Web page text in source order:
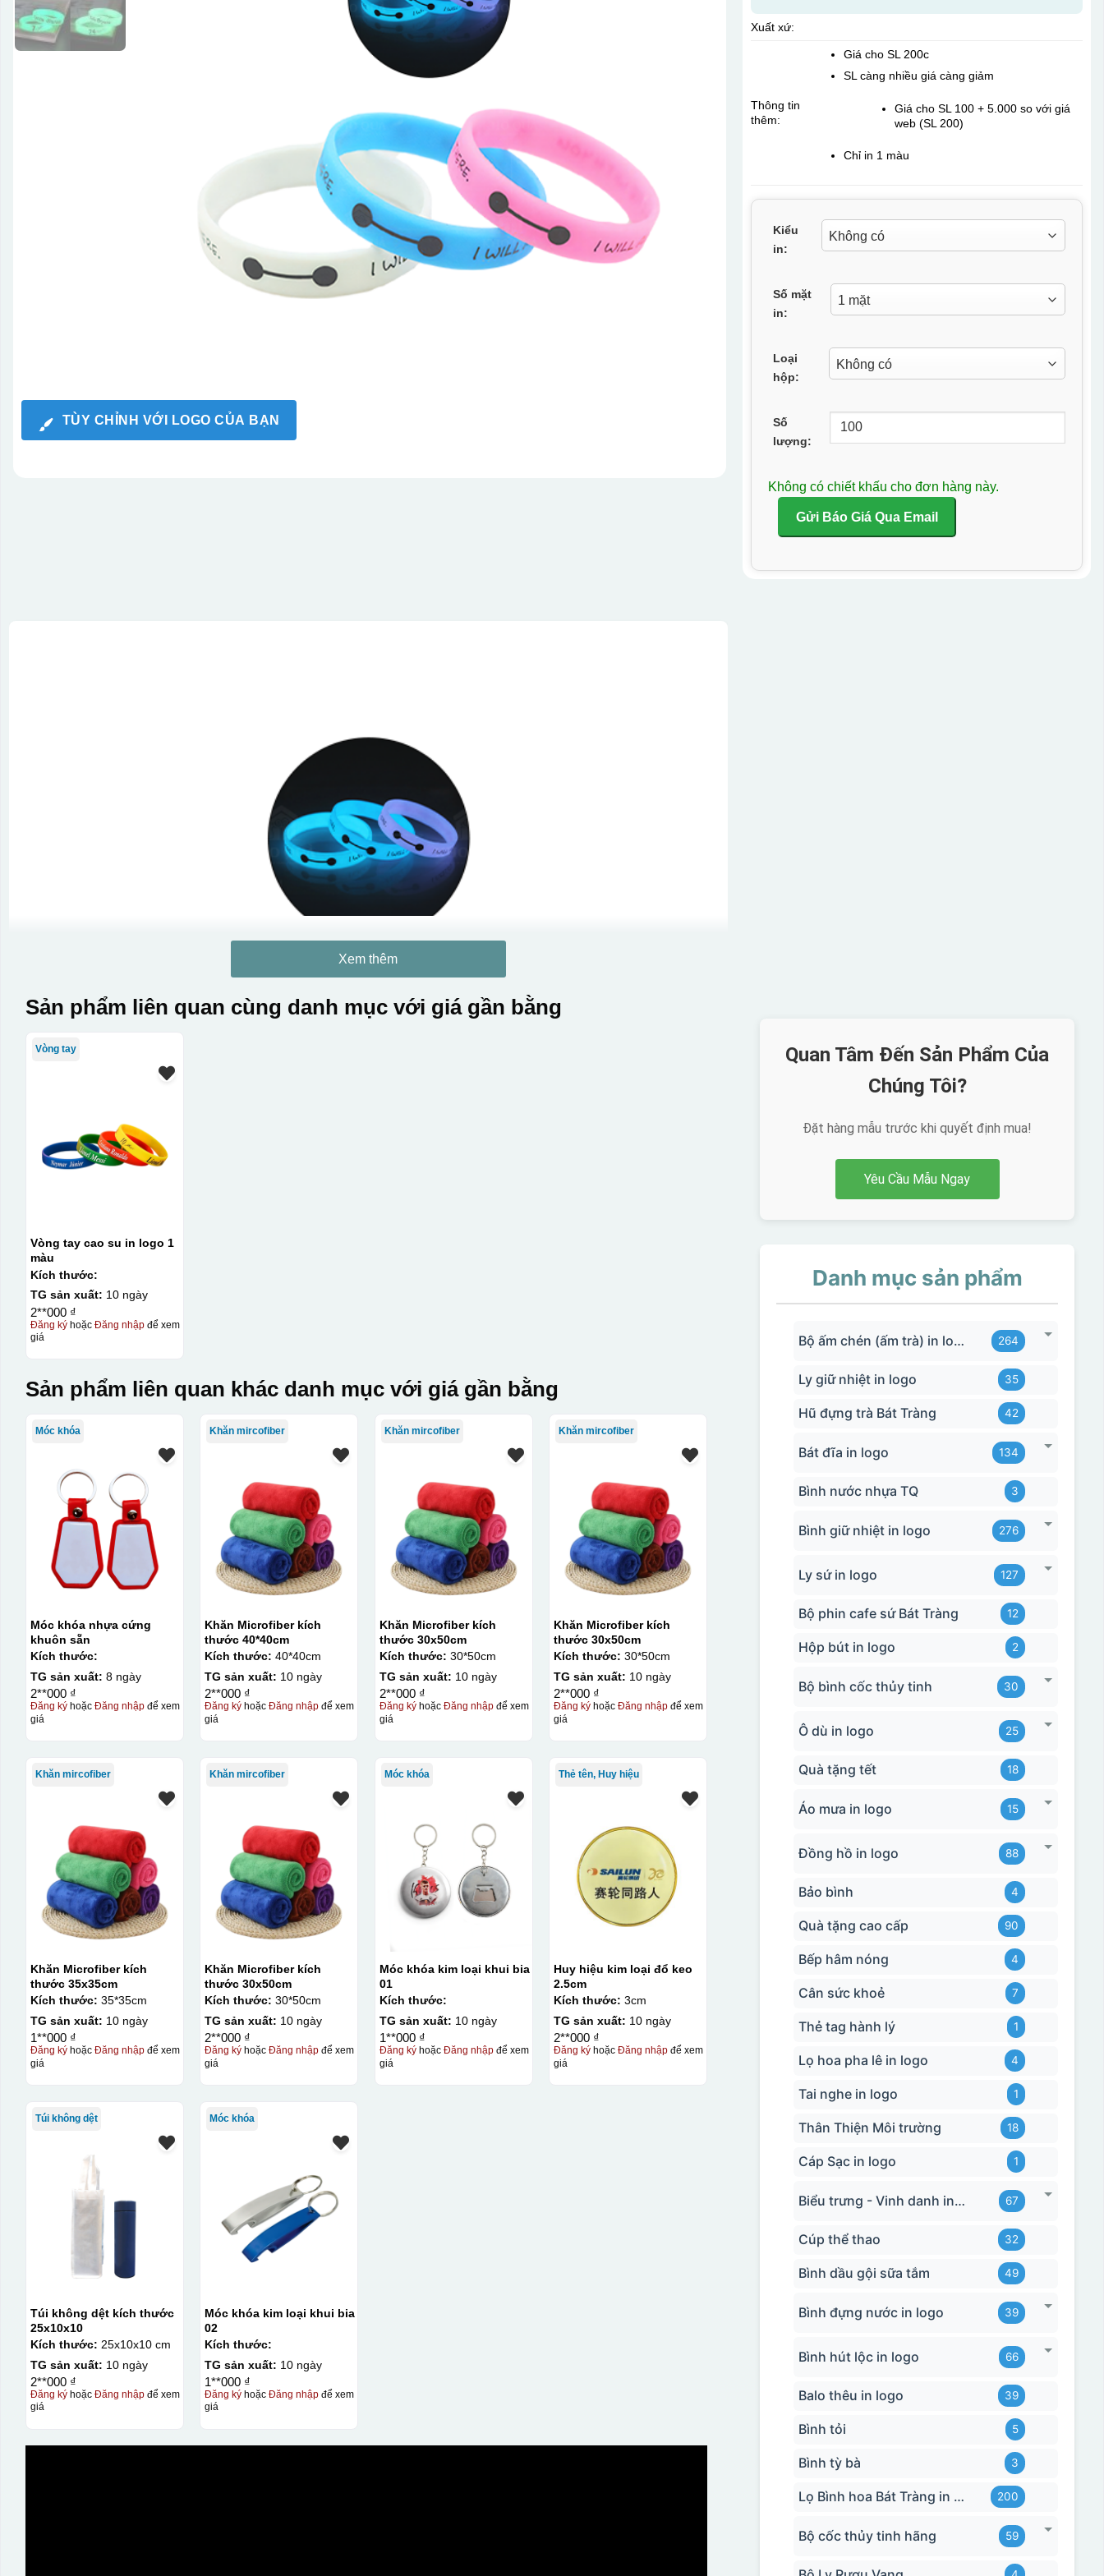
TÙY CHỈNH VỚI LOGO CỦA BẠN
Xuất xứ:
Thông tin
thêm:
Giá cho SL 200c
SL càng nhiều giá càng giảm
Giá cho SL 100 + 5.000 so với giá
web (SL 200)
Chỉ in 1 màu
Kiểu
in:
Số mặt
in:
Loại
hộp:
Số
lượng:
Không có chiết khấu cho đơn hàng này.
Gửi Báo Giá Qua Email
Xem thêm
Sản phẩm liên quan cùng danh mục với giá gần bằng
Vòng tay
Vòng tay cao su in logo 1
màu
Kích thước:
TG sản xuất: 10 ngày
2**000 ₫
Đăng kýhoặc Đăng nhậpđể xem
giá
Sản phẩm liên quan khác danh mục với giá gần bằng
Móc khóa
Móc khóa nhựa cứng
khuôn sẵn
Kích thước:
TG sản xuất: 8 ngày
2**000 ₫
Đăng kýhoặc Đăng nhậpđể xem
giá
Khăn mircofiber
Khăn Microfiber kích
thước 40*40cm
Kích thước: 40*40cm
TG sản xuất: 10 ngày
2**000 ₫
Đăng ký hoặcĐăng nhập để xem
giá
Khăn mircofiber
Khăn Microfiber kích
thước 30x50cm
Kích thước: 30*50cm
TG sản xuất: 10 ngày
2**000 ₫
Đăng kýhoặc Đăng nhậpđể xem
giá
Khăn mircofiber
Khăn Microfiber kích
thước 30x50cm
Kích thước: 30*50cm
TG sản xuất: 10 ngày
2**000 ₫
Đăng ký hoặcĐăng nhập để xem
giá
Khăn mircofiber
Khăn Microfiber kích
thước 35x35cm
Kích thước: 35*35cm
TG sản xuất: 10 ngày
1**000 ₫
Đăng kýhoặc Đăng nhậpđể xem
giá
Khăn mircofiber
Khăn Microfiber kích
thước 30x50cm
Kích thước: 30*50cm
TG sản xuất: 10 ngày
2**000 ₫
Đăng ký hoặcĐăng nhập để xem
giá
Móc khóa
Móc khóa kim loại khui bia
01
Kích thước:
TG sản xuất: 10 ngày
1**000 ₫
Đăng kýhoặc Đăng nhậpđể xem
giá
Thẻ tên, Huy hiệu
Huy hiệu kim loại đổ keo
2.5cm
Kích thước: 3cm
TG sản xuất: 10 ngày
2**000 ₫
Đăng ký hoặcĐăng nhập để xem
giá
Túi không dệt
Túi không dệt kích thước
25x10x10
Kích thước: 25x10x10 cm
TG sản xuất: 10 ngày
2**000 ₫
Đăng kýhoặc Đăng nhậpđể xem
giá
Móc khóa
Móc khóa kim loại khui bia
02
Kích thước:
TG sản xuất: 10 ngày
1**000 ₫
Đăng ký hoặcĐăng nhập để xem
giá
Quan Tâm Đến Sản Phẩm Của
Chúng Tôi?
Đặt hàng mẫu trước khi quyết định mua!
Yêu Cầu Mẫu Ngay
Danh mục sản phẩm
Bộ ấm chén (ấm trà) in logo 264
Ly giữ nhiệt in logo 35
Hũ đựng trà Bát Tràng 42
Bát đĩa in logo 134
Bình nước nhựa TQ 3
Bình giữ nhiệt in logo 276
Ly sứ in logo 127
Bộ phin cafe sứ Bát Tràng 12
Hộp bút in logo 2
Bộ bình cốc thủy tinh 30
Ô dù in logo 25
Quà tặng tết 18
Áo mưa in logo 15
Đồng hồ in logo 88
Bảo bình 4
Quà tặng cao cấp 90
Bếp hâm nóng 4
Cân sức khoẻ 7
Thẻ tag hành lý 1
Lọ hoa pha lê in logo 4
Tai nghe in logo 1
Thân Thiện Môi trường 18
Cáp Sạc in logo 1
Biểu trưng - Vinh danh in logo 67
Cúp thể thao 32
Bình dầu gội sữa tắm 49
Bình đựng nước in logo 39
Bình hút lộc in logo 66
Balo thêu in logo 39
Bình tỏi 5
Bình tỳ bà 3
Lọ Bình hoa Bát Tràng in logo 200
Bộ cốc thủy tinh hãng 59